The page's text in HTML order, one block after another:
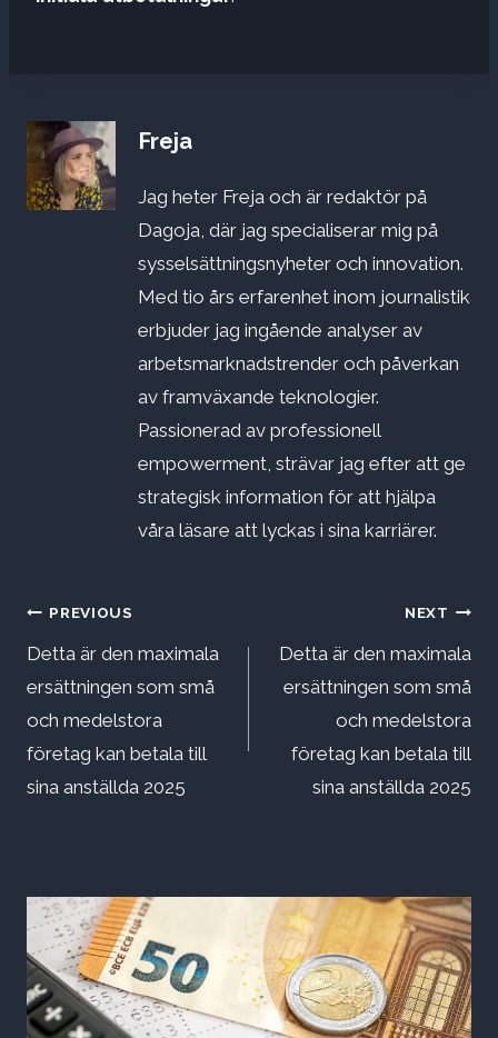
Freja
Jag heter Freja och är redaktör på
Dagoja, där jag specialiserar mig på
sysselsättningsnyheter och innovation.
Med tio års erfarenhet inom journalistik
erbjuder jag ingående analyser av
arbetsmarknadstrender och påverkan
av framväxande teknologier.
Passionerad av professionell
empowerment, strävar jag efter att ge
strategisk information för att hjälpa
våra läsare att lyckas i sina karriärer.
Inläggsnavigering
PREVIOUS
Detta är den maximala
ersättningen som små
och medelstora
företag kan betala till
sina anställda 2025
NEXT
Detta är den maximala
ersättningen som små
och medelstora
företag kan betala till
sina anställda 2025